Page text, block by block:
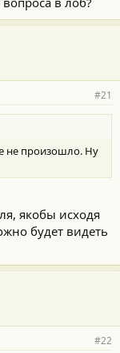
#21
не произошло. Ну
якобы исходя
будет видеть
#22